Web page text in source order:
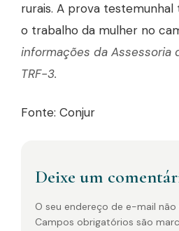
rurais. A prova
o trabalho da mulher no
informações da Assessoria
TRF-3.
Fonte: Conjur
Deixe um
O seu endereço de e-mail
Campos obrigatórios são